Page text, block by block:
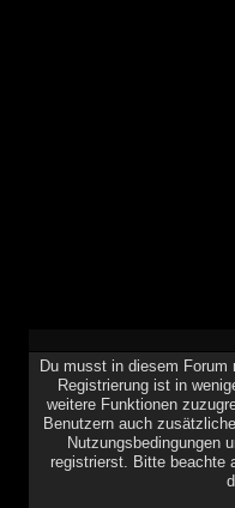
Du musst in diesem
Registrierung ist in
weitere Funktionen
Benutzern auch
Nutzungsbedingungen
registrierst. Bitte beachte